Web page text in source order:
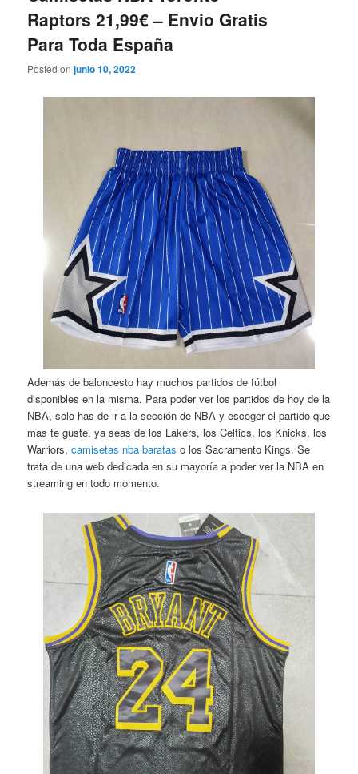
Raptors 21,99€ – Envio Gratis
Para Toda España
Posted onjunio 10, 2022
Además de baloncesto hay muchos partidos de fútbol
disponibles en la misma. Para poder ver los partidos de hoy de la
NBA, solo has de ir a la sección de NBA y escoger el partido que
mas te guste, ya seas de los Lakers, los Celtics, los Knicks, los
Warriors,camisetas nba baratas o los Sacramento Kings. Se
trata de una web dedicada en su mayoría a poder ver la NBA en
streaming en todo momento.